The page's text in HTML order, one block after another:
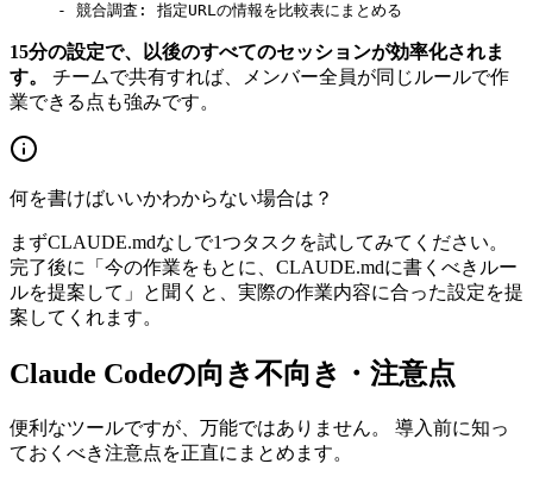
-
競合調査: 指定URLの情報を比較表にまとめる
15分の設定で、以後のすべてのセッションが効率化されま
す。
チームで共有すれば、メンバー全員が同じルールで作
業できる点も強みです。
何を書けばいいかわからない場合は？
まずCLAUDE.mdなしで1つタスクを試してみてください。
完了後に「今の作業をもとに、CLAUDE.mdに書くべきルー
ルを提案して」と聞くと、実際の作業内容に合った設定を提
案してくれます。
Claude Codeの向き不向き・注意点
便利なツールですが、万能ではありません。 導入前に知っ
ておくべき注意点を正直にまとめます。